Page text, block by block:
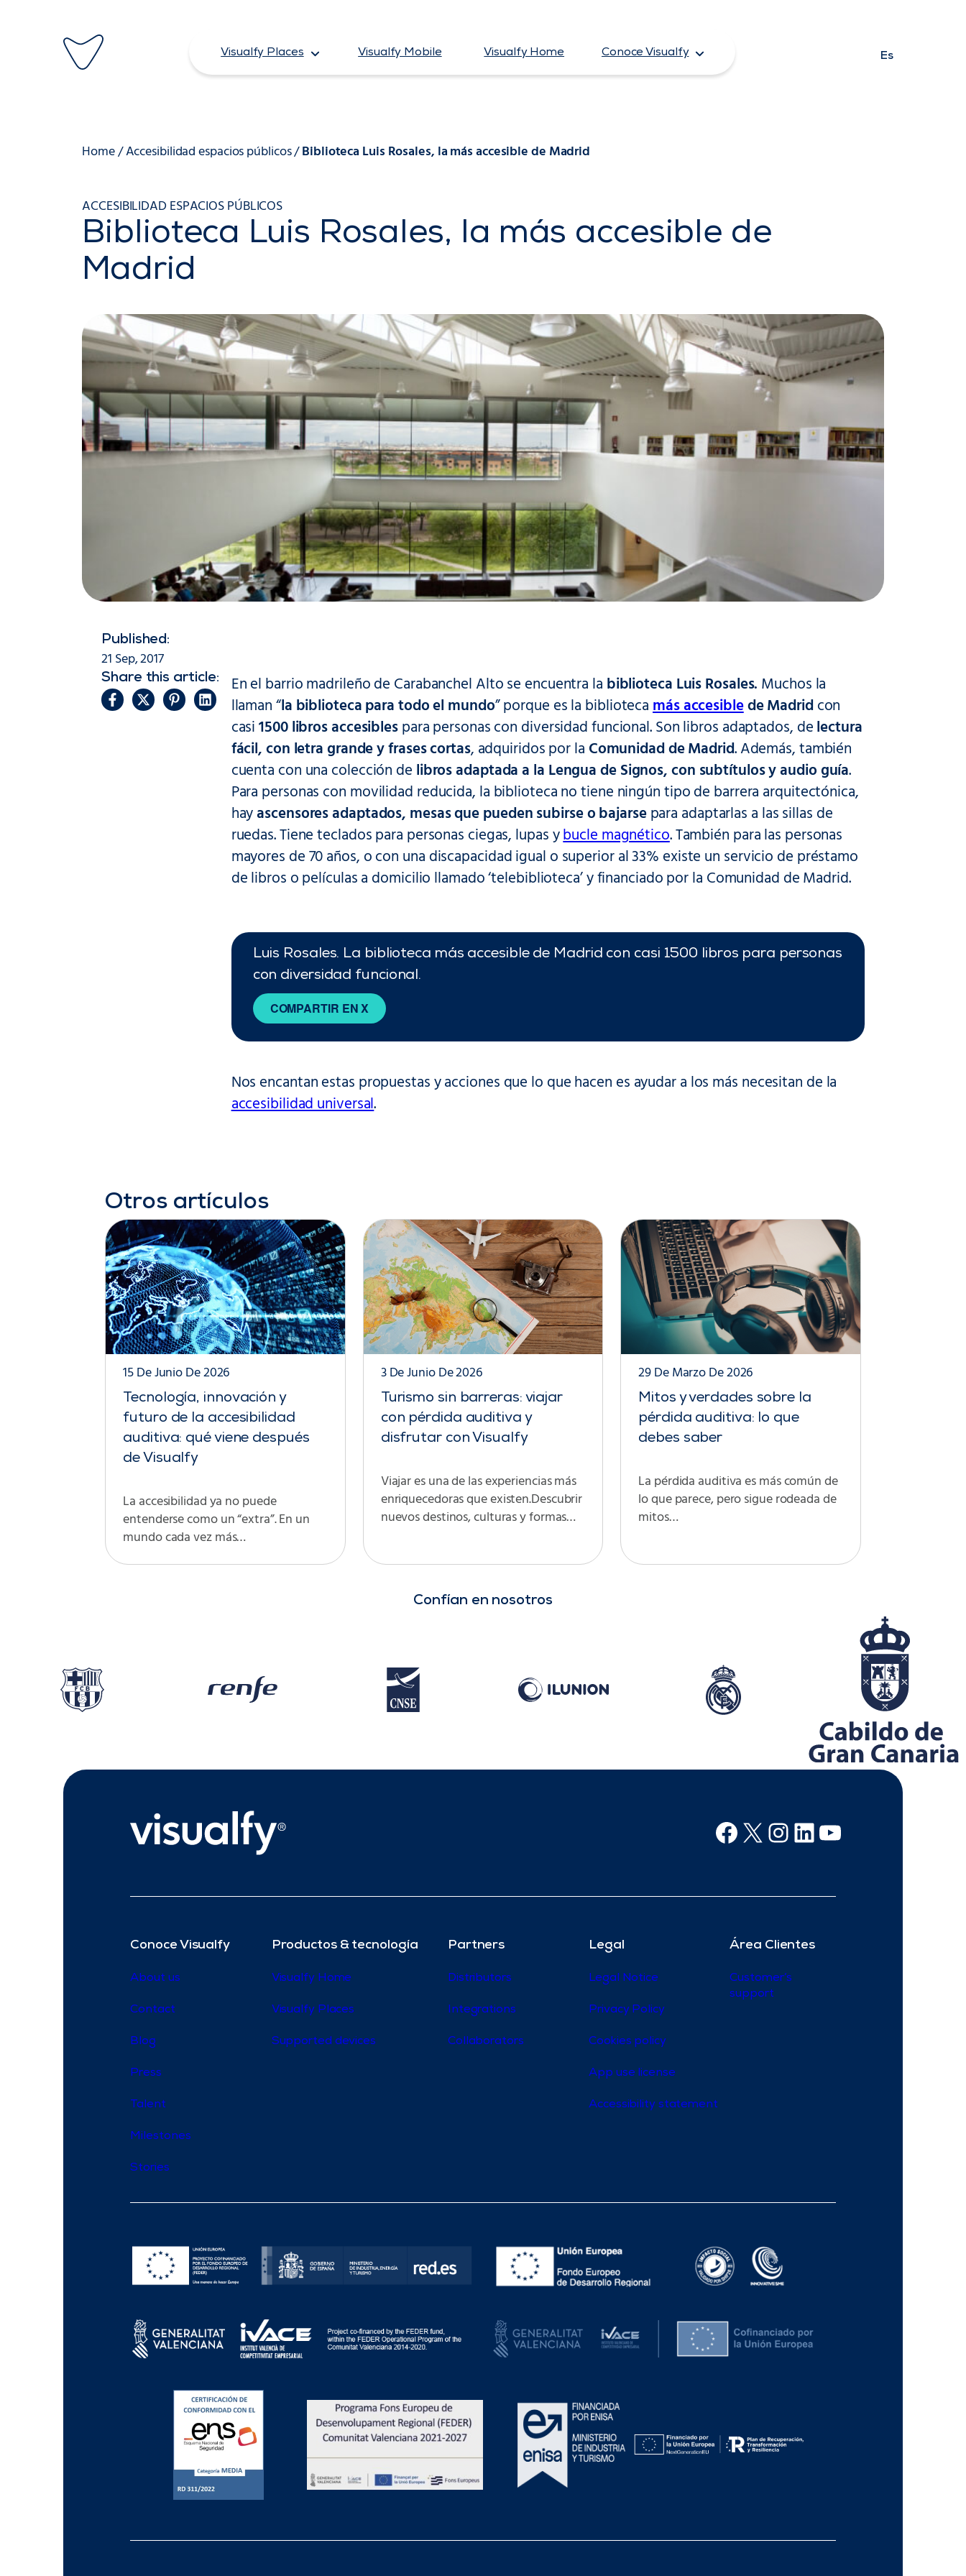
contenido
Visualfy Places Visualfy Mobile Visualfy Home Conoce Visualfy Es
Home/Accesibilidad espacios públicos/Biblioteca Luis Rosales, la más accesible de Madrid
ACCESIBILIDAD ESPACIOS PÚBLICOS
Biblioteca Luis Rosales, la más accesible de
Madrid
Published:
21 Sep, 2017
Share this article: En el barrio madrileño de Carabanchel Alto se encuentra la biblioteca Luis Rosales. Muchos la
llaman “la biblioteca para todo el mundo” porque es la bibliotecamás accesiblede Madridcon
casi1500 libros accesiblespara personas con diversidad funcional. Son libros adaptados, delectura
fácil, con letra grande y frases cortas, adquiridos por la Comunidad de Madrid. Además, también
cuenta con una colección de libros adaptada a la Lengua de Signos, con subtítulos y audio guía.
Para personas con movilidad reducida, la biblioteca no tiene ningún tipo de barrera arquitectónica,
hayascensores adaptados, mesas que pueden subirse o bajarsepara adaptarlas a las sillas de
ruedas. Tiene teclados para personas ciegas, lupas ybucle magnético. También para las personas
mayores de 70 años, o con una discapacidad igual o superior al 33% existe un servicio de préstamo
de libros o películas a domicilio llamado ‘telebiblioteca’ y financiado por la Comunidad de Madrid.
Luis Rosales. La biblioteca más accesible de Madrid con casi 1500 libros para personas
con diversidad funcional.
COMPARTIR EN X
Nos encantan estas propuestas y acciones que lo que hacen es ayudar a los más necesitan de la
accesibilidad universal.
Otros artículos
Tecnología, innovación y
futuro de la accesibilidad
auditiva: qué viene después
de Visualfy
15 De Junio De 2026
La accesibilidad ya no puede
entenderse como un “extra”. En un
mundo cada vez más…
Turismo sin barreras: viajar
con pérdida auditiva y
disfrutar con Visualfy
3 De Junio De 2026
Viajar es una de las experiencias más
enriquecedoras que existen.Descubrir
nuevos destinos, culturas y formas…
Mitos y verdades sobre la
pérdida auditiva: lo que
debes saber
29 De Marzo De 2026
La pérdida auditiva es más común de
lo que parece, pero sigue rodeada de
mitos…
Confían en nosotros
Facebook
X Instagram
Linkedin
Youtube
Conoce Visualfy
About us
Contact
Blog
Press
Talent
Milestones
Stories
Productos & tecnología
Visualfy Home
Visualfy Places
Supported devices
Partners
Distributors
Integrations
Collaborators
Legal
Legal Notice
Privacy Policy
Cookies policy
App use license
Accessibility statement
Área Clientes
Customer’s
support